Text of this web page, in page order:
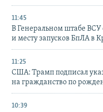
11:45
В Генеральном штабе ВСУ
и месту запусков БпЛА в
11:25
США: Трамп подписал
на гражданство по
10:39